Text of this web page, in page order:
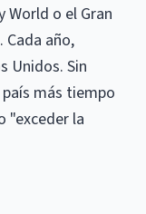
o el Gran
Cada año,
Unidos. Sin
más tiempo
"exceder la